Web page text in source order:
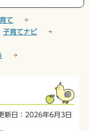
て
子育てナビ
新日：2026年6月3日